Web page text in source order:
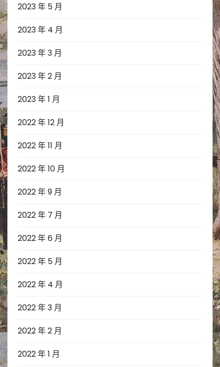
2023 年 5 月
2023 年 4 月
2023 年 3 月
2023 年 2 月
2023 年 1 月
2022 年 12 月
2022 年 11 月
2022 年 10 月
2022 年 9 月
2022 年 7 月
2022 年 6 月
2022 年 5 月
2022 年 4 月
2022 年 3 月
2022 年 2 月
2022 年 1 月